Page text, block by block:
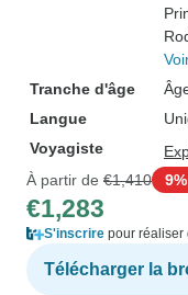
Tranche d'âge
Langue
Voyagiste
À partir de €1,410
€1,283
S'inscrire pour réaliser
Télécharger la